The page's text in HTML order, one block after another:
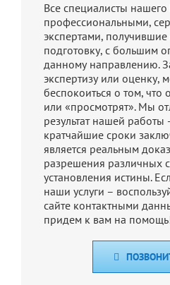
Все специалисты
профессиональными,
экспертами,
подготовку, с большим
данному направлению.
экспертизу или оценку,
беспокоиться о том, что
или «просмотрят». Мы
результат нашей работы
кратчайшие сроки
является реальным
разрешения различных
установления истины.
наши услуги –
сайте контактными
придем к вам на